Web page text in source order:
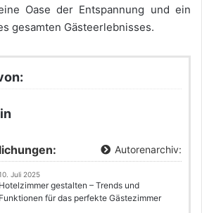
Oase der Entspannung und ein
gesamten Gästeerlebnisses.
Autorenarchiv:
Juli 2025
Hotelzimmer gestalten – Trends und
Funktionen für das perfekte Gästezimmer